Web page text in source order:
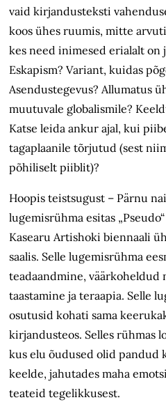
vaid kirjandusteksti
koosühesruumis, mitte
kes need inimesed erialalt on
Eskapism? Variant, kuidas p
Asendustegevus? Allumatus
muutuvale globalismile?
Katse leida ankur ajal, kui
tagaplaanile tõrjutud (sest
põhiliselt piiblit)?
Hoopis teistsugust – Pärnu
lugemisrühma esitas
Kasearu Artishoki biennaali
saalis. Selle lugemisrühma
teadaandmine, väärkoheldud
taastamine ja teraapia. Selle
osutusid kohati sama
kirjandusteos. Selles rühmas
kus elu õudused olid pandud
keelde, jahutades maha
teateid tegelikkusest.